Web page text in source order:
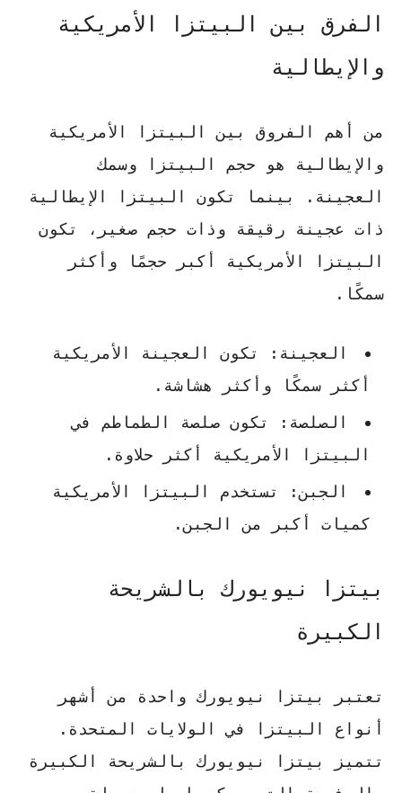
الفرق بين البيتزا الأمريكية
والإيطالية
من أهم الفروق بين البيتزا الأمريكية
والإيطالية هو حجم البيتزا وسمك
العجينة. بينما تكون البيتزا الإيطالية
ذات عجينة رقيقة وذات حجم صغير، تكون
البيتزا الأمريكية أكبر حجمًا وأكثر
سمكًا.
العجينة: تكون العجينة الأمريكية
أكثر سمكًا وأكثر هشاشة.
الصلصة: تكون صلصة الطماطم في
البيتزا الأمريكية أكثر حلاوة.
الجبن: تستخدم البيتزا الأمريكية
كميات أكبر من الجبن.
بيتزا نيويورك بالشريحة
الكبيرة
تعتبر بيتزا نيويورك واحدة من أشهر
أنواع البيتزا في الولايات المتحدة.
تتميز بيتزا نيويورك بالشريحة الكبيرة